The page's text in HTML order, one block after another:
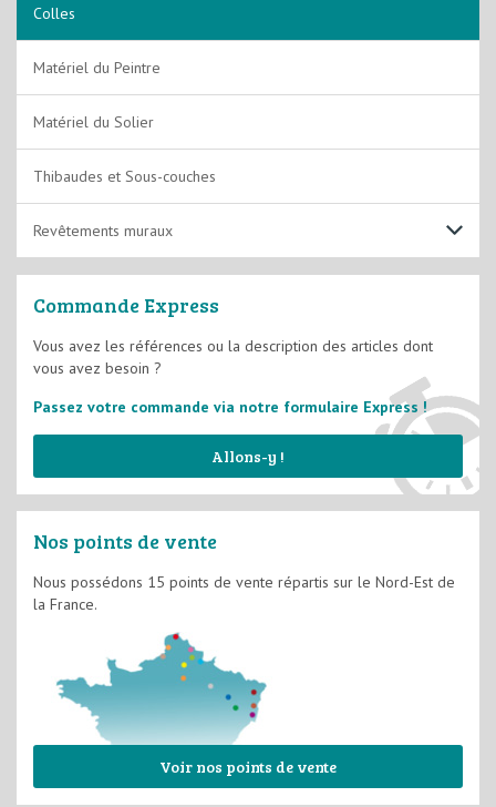
Support Sols
Support Murs et Plafonds
Colles
Matériel du Peintre
Matériel du Solier
Thibaudes et Sous-couches
Revêtements muraux
Papier peints
Commande Express
Vous avez les références ou la description des articles dont
vous avez besoin ?
Passez votre commande via notre formulaire Express !
Allons-y !
Nos points de vente
Nous possédons 15 points de vente répartis sur le Nord-Est de
la France.
Voir nos points de vente